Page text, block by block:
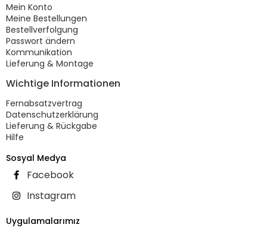
Mein Konto
Meine Bestellungen
Bestellverfolgung
Passwort ändern
Kommunikation
Lieferung & Montage
Wichtige Informationen
Fernabsatzvertrag
Datenschutzerklärung
Lieferung & Rückgabe
Hilfe
Sosyal Medya
Facebook
Instagram
Uygulamalarımız